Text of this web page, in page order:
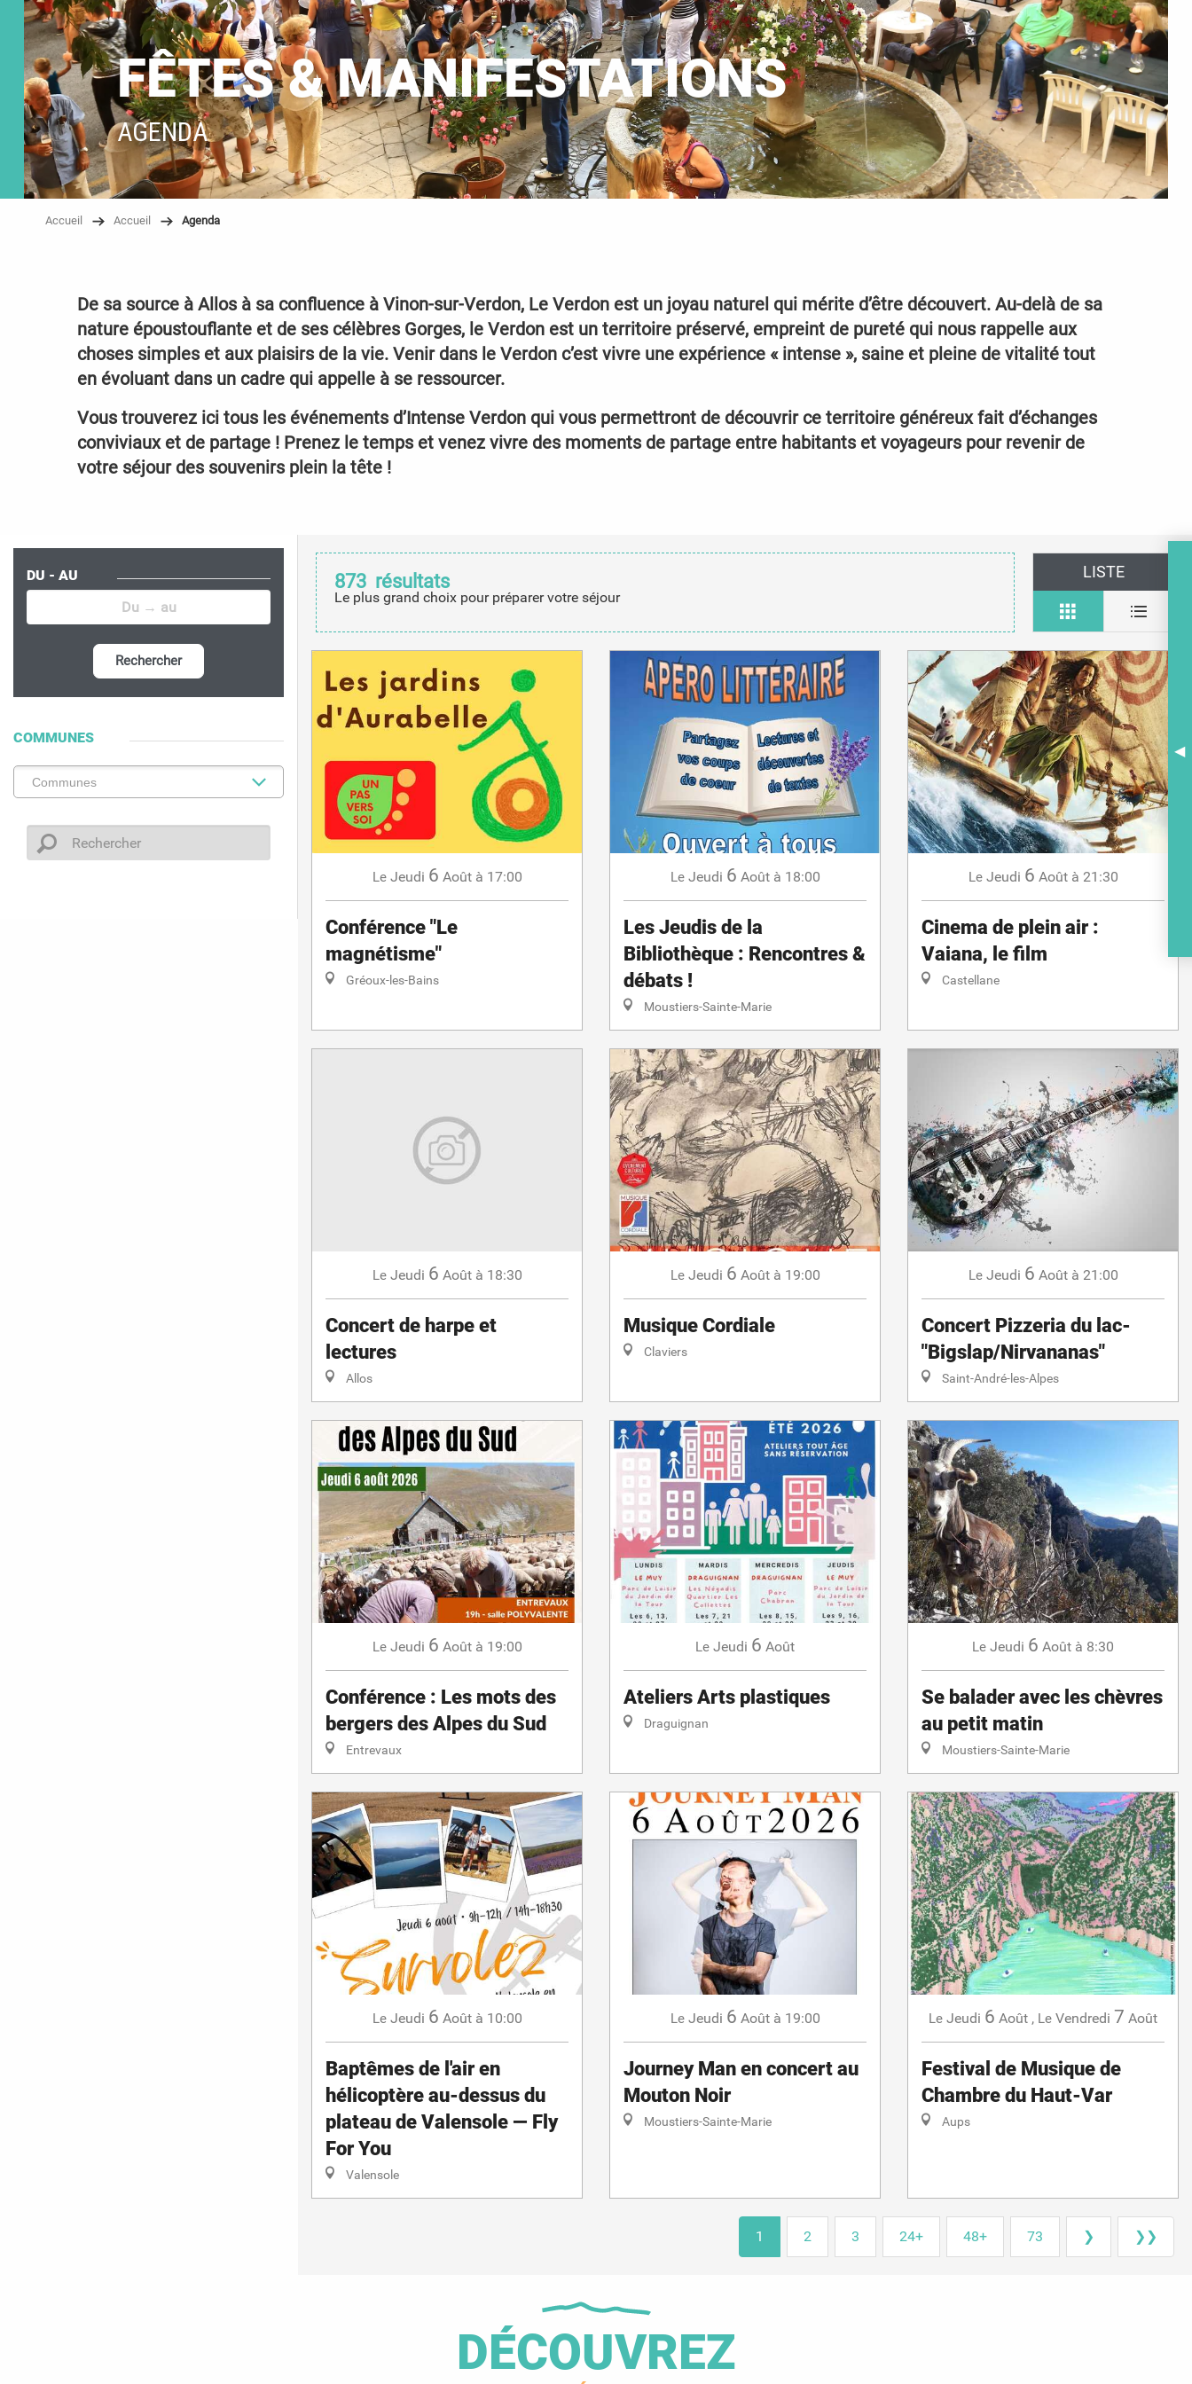
FÊTES & MANIFESTATIONS
AGENDA
Accueil Accueil Agenda
De sa source à Allos à sa confluence à Vinon-sur-Verdon, Le Verdon est un joyau naturel qui mérite d’être découvert. Au-delà de sa
nature époustouflante et de ses célèbres Gorges, le Verdon est un territoire préservé, empreint de pureté qui nous rappelle aux
choses simples et aux plaisirs de la vie. Venir dans le Verdon c’est vivre une expérience « intense », saine et pleine de vitalité tout
en évoluant dans un cadre qui appelle à se ressourcer.
Vous trouverez ici tous les événements d’Intense Verdon qui vous permettront de découvrir ce territoire généreux fait d’échanges
conviviaux et de partage ! Prenez le temps et venez vivre des moments de partage entre habitants et voyageurs pour revenir de
votre séjour des souvenirs plein la tête !
DU - AU
Rechercher
COMMUNES
873 résultats
Le plus grand choix pour préparer votre séjour
LISTE
Le Jeudi 6 Août à 17:00
Conférence "Le
magnétisme"
Gréoux-les-Bains
Le Jeudi 6 Août à 18:00
Les Jeudis de la
Bibliothèque : Rencontres &
débats !
Moustiers-Sainte-Marie
Le Jeudi 6 Août à 21:30
Cinema de plein air :
Vaiana, le film
Castellane
Le Jeudi 6 Août à 18:30
Concert de harpe et
lectures
Allos
Le Jeudi 6 Août à 19:00
Musique Cordiale
Claviers
Le Jeudi 6 Août à 21:00
Concert Pizzeria du lac-
"Bigslap/Nirvananas"
Saint-André-les-Alpes
Le Jeudi 6 Août à 19:00
Conférence : Les mots des
bergers des Alpes du Sud
Entrevaux
Le Jeudi 6 Août
Ateliers Arts plastiques
Draguignan
Le Jeudi 6 Août à 8:30
Se balader avec les chèvres
au petit matin
Moustiers-Sainte-Marie
Le Jeudi 6 Août à 10:00
Baptêmes de l'air en
hélicoptère au-dessus du
plateau de Valensole — Fly
For You
Valensole
Le Jeudi 6 Août à 19:00
Journey Man en concert au
Mouton Noir
Moustiers-Sainte-Marie
Le Jeudi 6 Août , Le Vendredi 7 Août
Festival de Musique de
Chambre du Haut-Var
Aups
1 2 3 24+ 48+ 73 ❯ ❯❯
DÉCOUVREZ